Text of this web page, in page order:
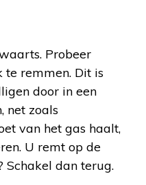
Probeer
remmen. Dit is
door in een
net zoals
van het gas haalt,
U remt op de
Schakel dan terug.